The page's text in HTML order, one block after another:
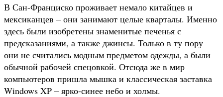
В Сан-Франциско проживает немало китайцев и
мексиканцев – они занимают целые кварталы. Именно
здесь были изобретены знаменитые печенья с
предсказаниями, а также джинсы. Только в ту пору
они не считались модным предметом одежды, а были
обычной рабочей спецовкой. Отсюда же в мир
компьютеров пришла мышка и классическая заставка
Windows XP – ярко-синее небо и холмы.